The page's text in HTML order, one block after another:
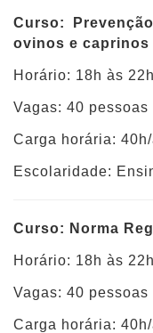
Curso:
ovinos e caprinos
Horário: 18h às 22h
Vagas: 40 pessoas
Carga horária: 40h/
Escolaridade:
Curso: Norma
Horário: 18h às 22h
Vagas: 40 pessoas
Carga horária: 40h/